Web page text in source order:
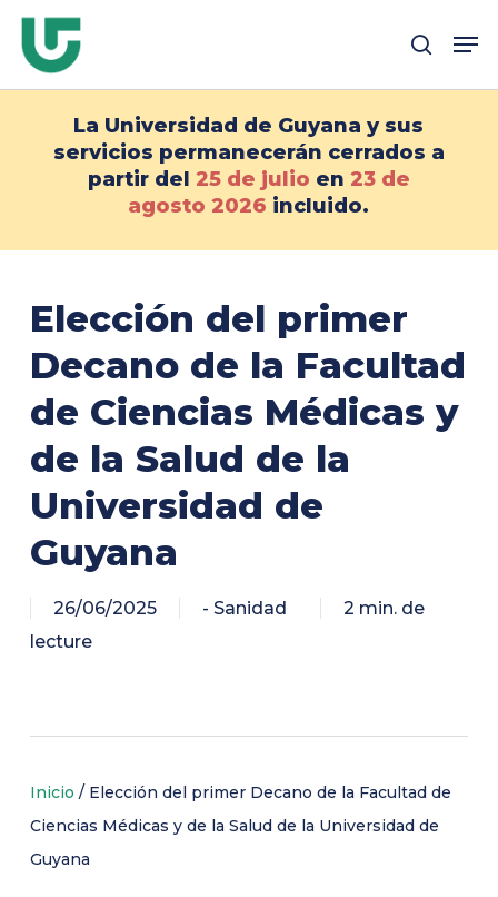
principal
busque en
La Universidad de Guyana y sus
servicios permanecerán cerrados a
partir del 25 de julio en 23 de
agosto 2026 incluido.
Elección del primer
Decano de la Facultad
de Ciencias Médicas y
de la Salud de la
Universidad de
Guyana
26/06/2025 - Sanidad
2 min. de
lecture
Inicio / Elección del primer Decano de la Facultad de
Ciencias Médicas y de la Salud de la Universidad de
Guyana